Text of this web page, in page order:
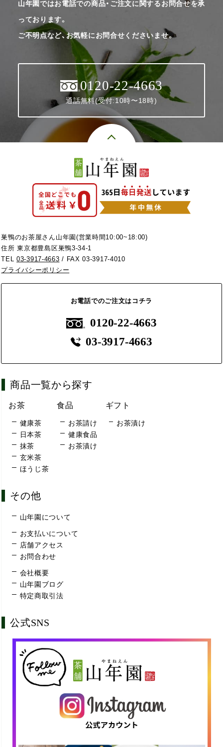
山年園ではお電話での商品・ご注文に関するお問合せを承
っております。
ご不明点など、お気軽にお問合せくださいませ。
0120-22-4663
通話無料(受付:10時〜18時)
巣鴨のお茶屋さん山年園(営業時間10:00~18:00)
住所 東京都豊島区巣鴨3-34-1
TEL03-3917-4663 / FAX 03-3917-4010
プライバシーポリシー
お電話でのご注文はコチラ
0120-22-4663
03-3917-4663
商品一覧から探す
お茶
健康茶
日本茶
抹茶
玄米茶
ほうじ茶
食品
お茶請け
健康食品
お茶漬け
ギフト
お茶漬け
その他
山年園について
お支払いについて
店舗アクセス
お問合わせ
会社概要
山年園ブログ
特定商取引法
公式SNS